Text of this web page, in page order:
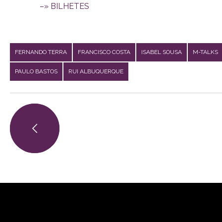
–» BILHETES
FERNANDO TERRA FRANCISCO COSTA ISABEL SOUSA M-TALKS
PAULO BASTOS RUI ALBUQUERQUE